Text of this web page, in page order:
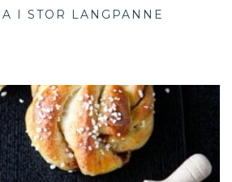
I STOR LANGPANNE